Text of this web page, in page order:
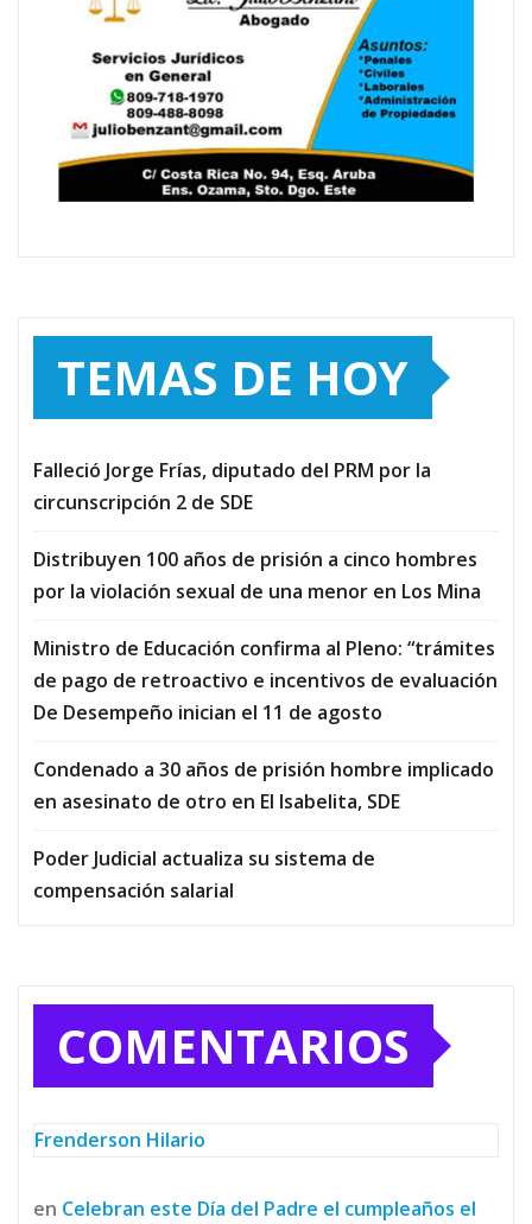
TEMAS DE HOY
Falleció Jorge Frías, diputado del PRM por la
circunscripción 2 de SDE
Distribuyen 100 años de prisión a cinco hombres
por la violación sexual de una menor en Los Mina
Ministro de Educación confirma al Pleno: “trámites
de pago de retroactivo e incentivos de evaluación
De Desempeño inician el 11 de agosto
Condenado a 30 años de prisión hombre implicado
en asesinato de otro en El Isabelita, SDE
Poder Judicial actualiza su sistema de
compensación salarial
COMENTARIOS
Frenderson Hilario
en Celebran este Día del Padre el cumpleaños el